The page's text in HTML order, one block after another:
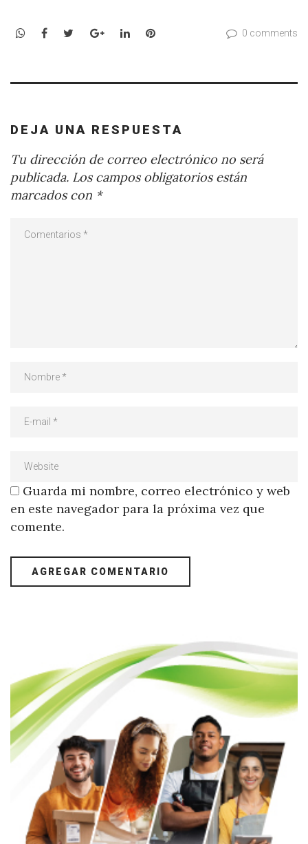
WhatsApp
Facebook
TwitterGoogle+LinkedInPinterest 0 comments
DEJA UNA RESPUESTA
Tu dirección de correo electrónico no será
publicada. Los campos obligatorios están
marcados con *
Guarda mi nombre, correo electrónico y web
en este navegador para la próxima vez que
comente.